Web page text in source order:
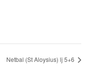
Netbal (St Aloysius) lj 5+6